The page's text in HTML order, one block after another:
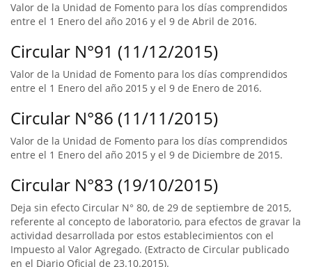
Valor de la Unidad de Fomento para los días comprendidos
entre el 1 Enero del año 2016 y el 9 de Abril de 2016.
Circular N°91 (11/12/2015)
Valor de la Unidad de Fomento para los días comprendidos
entre el 1 Enero del año 2015 y el 9 de Enero de 2016.
Circular N°86 (11/11/2015)
Valor de la Unidad de Fomento para los días comprendidos
entre el 1 Enero del año 2015 y el 9 de Diciembre de 2015.
Circular N°83 (19/10/2015)
Deja sin efecto Circular N° 80, de 29 de septiembre de 2015,
referente al concepto de laboratorio, para efectos de gravar la
actividad desarrollada por estos establecimientos con el
Impuesto al Valor Agregado. (Extracto de Circular publicado
en el Diario Oficial de 23.10.2015).